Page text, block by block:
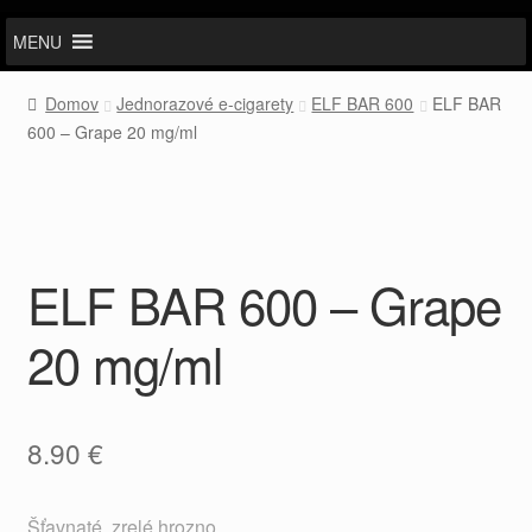
MENU
Domov Jednorazové e-cigarety ELF BAR 600
ELF BAR
600 – Grape 20 mg/ml
ELF BAR 600 – Grape
20 mg/ml
8.90 €
Šťavnaté, zrelé hrozno